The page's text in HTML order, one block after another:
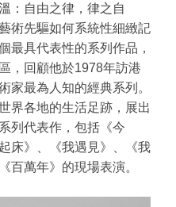
：自由之律，律之自
術先驅如何系統性細緻記
最具代表性的系列作品，
，回顧他於1978年訪港
家最為人知的經典系列。
界各地的生活足跡，展出
列代表作，包括《今
床》、《我遇見》、《我
百萬年》的現場表演。